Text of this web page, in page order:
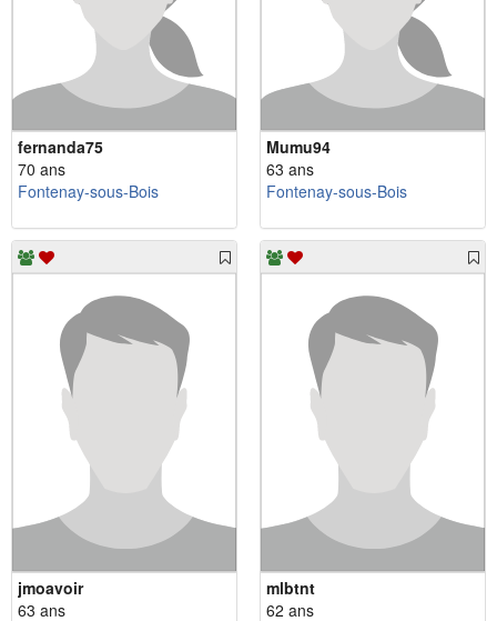
fernanda75
70 ans
Fontenay-sous-Bois
Mumu94
63 ans
Fontenay-sous-Bois
jmoavoir
63 ans
mlbtnt
62 ans